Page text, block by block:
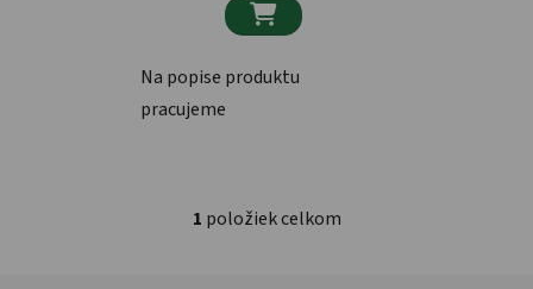

Na popise produktu
pracujeme
Ovládacie prvky výpisu
1 položiek celkom